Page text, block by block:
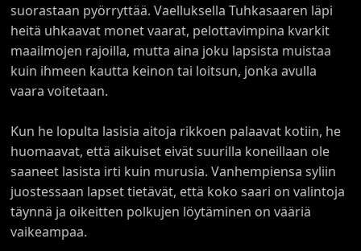
suorastaan pyörryttää. Vaelluksella Tuhkasaaren läpi
heitä uhkaavat monet vaarat, pelottavimpina kvarkit
maailmojen rajoilla, mutta aina joku lapsista muistaa
kuin ihmeen kautta keinon tai loitsun, jonka avulla
vaara voitetaan.
Kun he lopulta lasisia aitoja rikkoen palaavat kotiin, he
huomaavat, että aikuiset eivät suurilla koneillaan ole
saaneet lasista irti kuin murusia. Vanhempiensa syliin
juostessaan lapset tietävät, että koko saari on valintoja
täynnä ja oikeitten polkujen löytäminen on vääriä
vaikeampaa.